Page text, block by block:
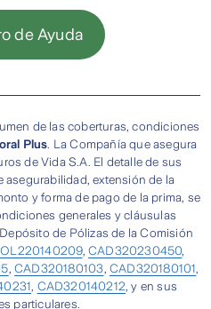
de Ayuda
de las coberturas, condiciones
Plus . La Compañía que asegura
de Vida S.A. El detalle de sus
asegurabilidad, extensión de la
y forma de pago de la prima, se
generales y cláusulas
de Pólizas de la Comisión
, CAD320230450
,CAD320180103 CAD320180101
CAD320140212 , y en sus
particulares.